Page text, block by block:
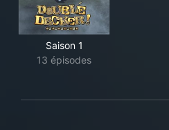
Saison 1
13 épisodes